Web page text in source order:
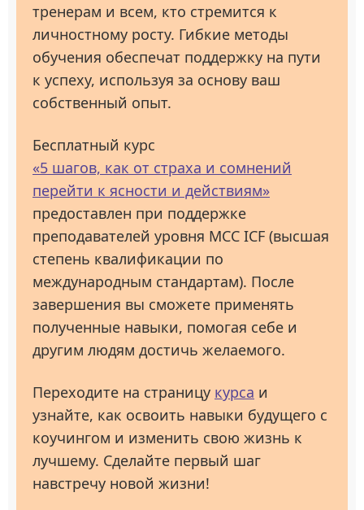
тренерам и всем, кто стремится к
личностному росту. Гибкие методы
обучения обеспечат поддержку на пути
к успеху, используя за основу ваш
собственный опыт.
Бесплатный курс
«5 шагов, как от страха и сомнений
перейти к ясности и действиям»
предоставлен при поддержке
преподавателей уровня МСС ICF (высшая
степень квалификации по
международным стандартам). После
завершения вы сможете применять
полученные навыки, помогая себе и
другим людям достичь желаемого.
Переходите на страницу курса и
узнайте, как освоить навыки будущего с
коучингом и изменить свою жизнь к
лучшему. Сделайте первый шаг
навстречу новой жизни!